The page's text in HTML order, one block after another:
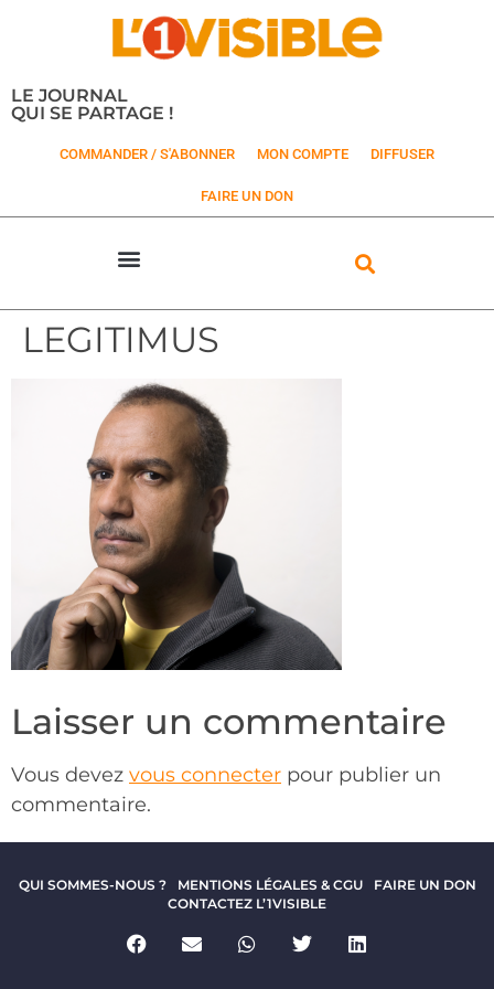
LE JOURNAL
QUI SE PARTAGE !
COMMANDER / S'ABONNER MON COMPTE DIFFUSER
FAIRE UN DON
LEGITIMUS
Laisser un commentaire
Vous devez vous connecter pour publier un
commentaire.
QUI SOMMES-NOUS ? MENTIONS LÉGALES & CGU
FAIRE UN DON
CONTACTEZ L’1VISIBLE